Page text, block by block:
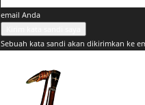
email Anda
Sebuah kata sandi akan dikirimkan ke